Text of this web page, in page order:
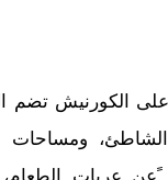
الكورنيش تضم
ومساحات